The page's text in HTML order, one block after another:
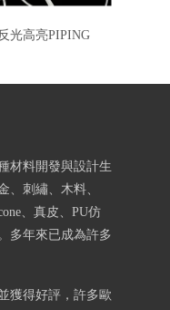
光高亮PIPING
材料開發與設計生
、刺繡、木料、
、真皮、PU仿
多年來已成為許多
獲得好評，許多歐